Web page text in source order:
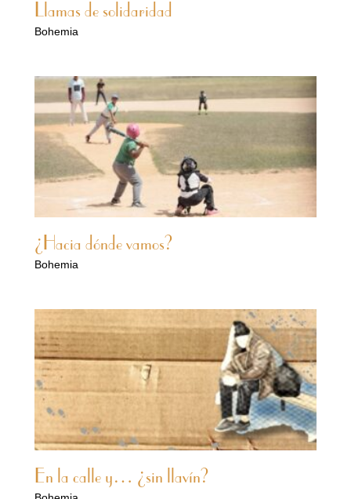
Llamas de solidaridad
Bohemia
¿Hacia dónde vamos?
Bohemia
En la calle y… ¿sin llavín?